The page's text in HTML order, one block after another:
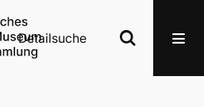
Detailsuche